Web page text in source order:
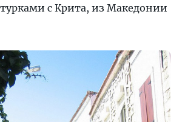
с Крита, из Македонии